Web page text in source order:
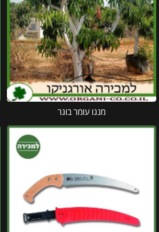
מנגו עומר בוגר